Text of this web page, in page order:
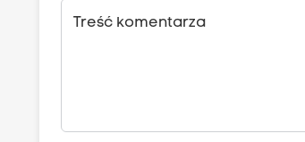
Treść komentarza